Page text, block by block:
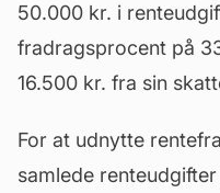
50.000 kr. i
fradragsprocent på
16.500 kr. fra sin
For at udnytte
samlede